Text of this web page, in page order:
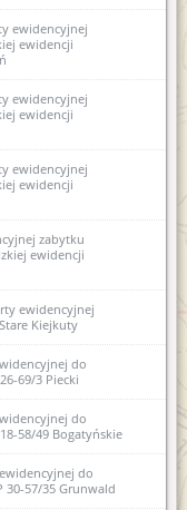
ewidencyjnej
ewidencji
ewidencyjnej
ewidencji
ewidencyjnej
ewidencji
zabytku
ewidencji
ewidencyjnej
Kiejkuty
do
69/3 Piecki
do
58/49 Bogatyńskie
do
30-57/35 Grunwald